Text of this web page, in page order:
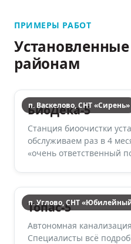
ПРИМЕРЫ РАБОТ
районам
п. Васкелово, СНТ «Сирень»
БиоДека-5
Станция биоочистки
обслуживаем раз в 4
«очень ответственный
п. Углово, СНТ
Топас-5
Автономная
Специалисты всё